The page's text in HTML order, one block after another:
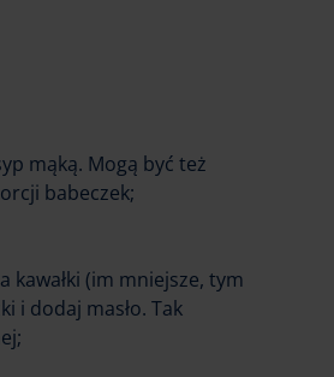
mąką. Mogą być też
babeczek;
kawałki (im mniejsze, tym
i dodaj masło. Tak